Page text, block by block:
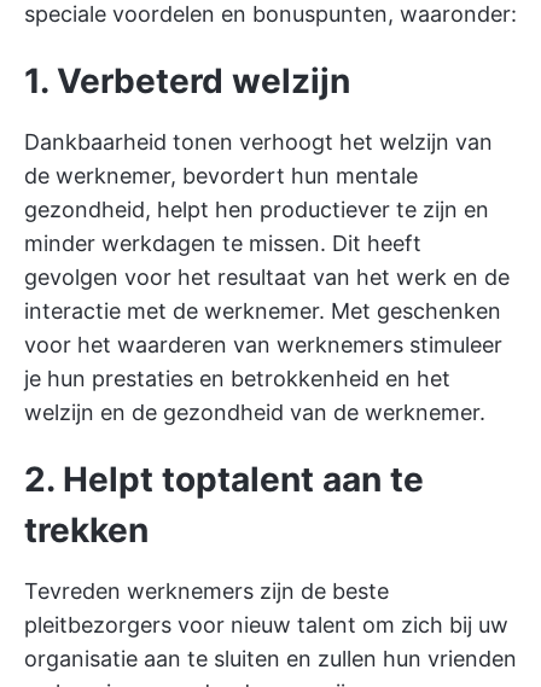
speciale voordelen en bonuspunten, waaronder:
1. Verbeterd welzijn
Dankbaarheid tonen verhoogt het welzijn van
de werknemer, bevordert hun mentale
gezondheid, helpt hen productiever te zijn en
minder werkdagen te missen. Dit heeft
gevolgen voor het resultaat van het werk en de
interactie met de werknemer. Met geschenken
voor het waarderen van werknemers stimuleer
je hun prestaties en betrokkenheid en het
welzijn en de gezondheid van de werknemer.
2. Helpt toptalent aan te
trekken
Tevreden werknemers zijn de beste
pleitbezorgers voor nieuw talent om zich bij uw
organisatie aan te sluiten en zullen hun vrienden